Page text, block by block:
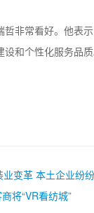
哲非常看好。他表
和个性化服务品
变革 本土企业纷
将“VR看纺城”